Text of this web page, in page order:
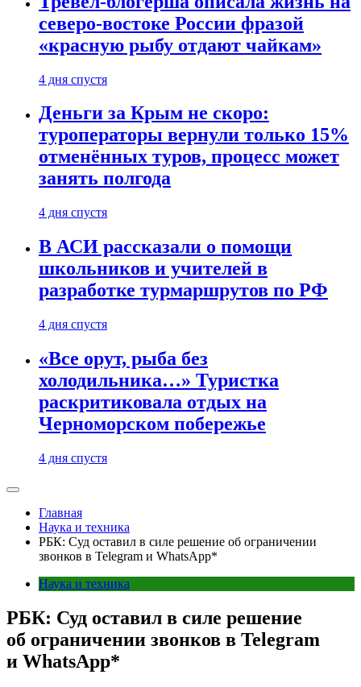
северо-востоке России фразой
«красную рыбу отдают чайкам»
4 дня спустя
Деньги за Крым не скоро:
туроператоры вернули только 15%
отменённых туров, процесс может
занять полгода
4 дня спустя
В АСИ рассказали о помощи
школьников и учителей в
разработке турмаршрутов по РФ
4 дня спустя
«Все орут, рыба без
холодильника…» Туристка
раскритиковала отдых на
Черноморском побережье
4 дня спустя
Главная
Наука и техника
РБК: Суд оставил в силе решение об ограничении
звонков в Telegram и WhatsApp*
Наука и техника
РБК: Суд оставил в силе решение
об ограничении звонков в Telegram
и WhatsApp*